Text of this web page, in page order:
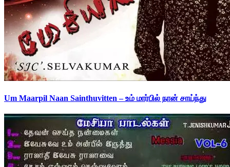
Um Maarpil Naan Sainthuvitten – உம் மார்பில் நான் சாய்ந்து